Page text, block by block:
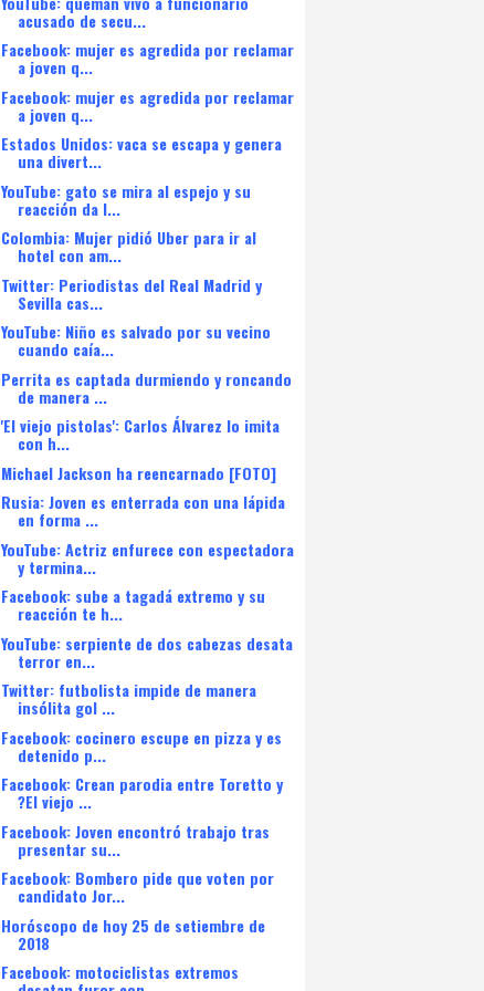
acusado de secu...
Facebook: mujer es agredida por reclamar
a joven q...
Facebook: mujer es agredida por reclamar
a joven q...
Estados Unidos: vaca se escapa y genera
una divert...
YouTube: gato se mira al espejo y su
reacción da l...
Colombia: Mujer pidió Uber para ir al
hotel con am...
Twitter: Periodistas del Real Madrid y
Sevilla cas...
YouTube: Niño es salvado por su vecino
cuando caía...
Perrita es captada durmiendo y roncando
de manera ...
'El viejo pistolas': Carlos Álvarez lo imita
con h...
Michael Jackson ha reencarnado [FOTO]
Rusia: Joven es enterrada con una lápida
en forma ...
YouTube: Actriz enfurece con espectadora
y termina...
Facebook: sube a tagadá extremo y su
reacción te h...
YouTube: serpiente de dos cabezas desata
terror en...
Twitter: futbolista impide de manera
insólita gol ...
Facebook: cocinero escupe en pizza y es
detenido p...
Facebook: Crean parodia entre Toretto y
?El viejo ...
Facebook: Joven encontró trabajo tras
presentar su...
Facebook: Bombero pide que voten por
candidato Jor...
Horóscopo de hoy 25 de setiembre de
2018
Facebook: motociclistas extremos